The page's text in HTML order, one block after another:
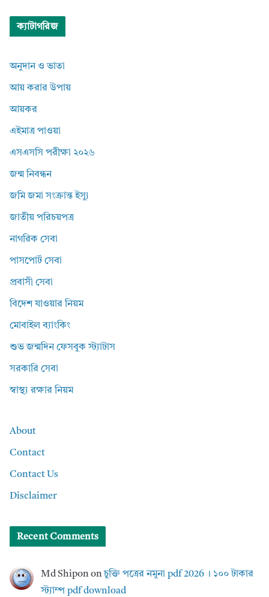
ক্যাটাগরিজ
অনুদান ও ভাতা
আয় করার উপায়
আয়কর
এইমাত্র পাওয়া
এসএসসি পরীক্ষা ২০২৬
জন্ম নিবন্ধন
জমি জমা সংক্রান্ত ইস্যু
জাতীয় পরিচয়পত্র
নাগরিক সেবা
পাসপোর্ট সেবা
প্রবাসী সেবা
বিদেশ যাওয়ার নিয়ম
মোবাইল ব্যাংকিং
শুভ জন্মদিন ফেসবুক স্ট্যাটাস
সরকারি সেবা
স্বাস্থ্য রক্ষার নিয়ম
About
Contact
Contact Us
Disclaimer
Recent Comments
Md Shipononচুক্তি পত্রের নমুনা pdf 2026 । ১০০ টাকার
স্ট্যাম্প pdf download